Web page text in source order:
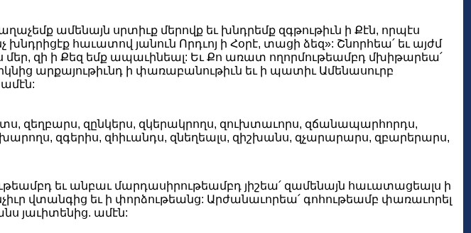
ամենայն սրտիւք մերովք եւ խնդրեմք զգթութիւն ի Քէն, որպէս
հաւատով յանուն Որդւոյ ի Հօրէ, տացի ձեզ»: Շնորհեա՛ եւ այժմ
զի ի Քեզ եմք ապաւինեալ: Եւ Քո առատ ողորմութեամբդ մխիթարեա՛
արքայութիւնդ ի փառաբանութիւն եւ ի պատիւ Ամենասուրբ
զեղբարս, զընկերս, զկերակրողս, զուխտաւորս, զճանապարհորդս,
զգերիս, զհիւանդս, զնեղեալս, զիշխանս, զչարարարս, զբարերարս,
եւ անբաւ մարդասիրութեամբդ յիշեա՛ զամենայն հաւատացեալս ի
վտանգից եւ ի փորձութեանց: Արժանաւորեա՛ գոհութեամբ փառաւորել
յաւիտենից. ամէն: